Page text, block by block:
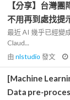
【分享】台灣
不用再到處找提
最近 AI 幾乎已經變
Claud...
由 nlstudio 發文
[Machine
Data pre-